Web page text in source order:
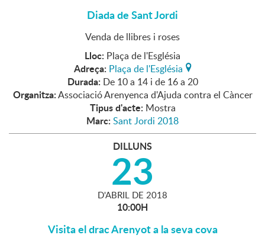
Diada de Sant Jordi
Venda de llibres i roses
Lloc: Plaça de l'Església
Adreça: Plaça de l'Església
Durada: De 10 a 14 i de 16 a 20
Organitza:Associació Arenyenca d'Ajuda contra el Càncer
Tipus d'acte: Mostra
Marc: Sant Jordi 2018
DILLUNS
23
D'ABRIL DE 2018
10:00H
Visita el drac Arenyot a la seva cova